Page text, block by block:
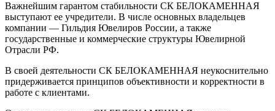
Важнейшим гарантом стабильности СК БЕЛОКАМЕННАЯ
выступают ее учредители. В числе основных владельцев
компании — Гильдия Ювелиров России, а также
государственные и коммерческие структуры Ювелирной
Отрасли РФ.
В своей деятельности СК БЕЛОКАМЕННАЯ неукоснительно
придерживается принципов объективности и корректности в
работе с клиентами.